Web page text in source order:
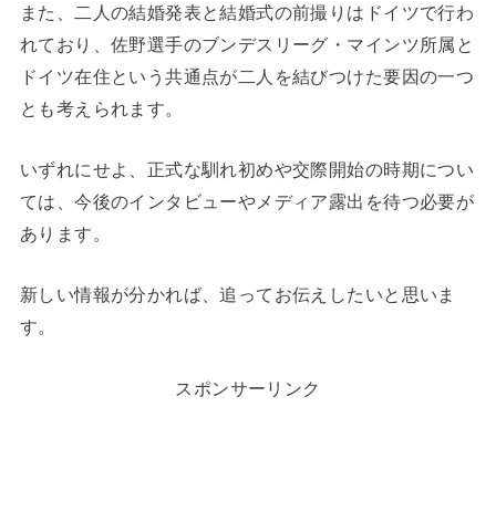
また、二人の結婚発表と結婚式の前撮りはドイツで行わ
れており、佐野選手のブンデスリーグ・マインツ所属と
ドイツ在住という共通点が二人を結びつけた要因の一つ
とも考えられます
いずれにせよ、正式な馴れ初めや交際開始の時期につい
ては、今後のインタビューやメディア露出を待つ必要が
あります。
新しい情報が分かれば、追ってお伝えしたいと思いま
す。
スポンサーリンク